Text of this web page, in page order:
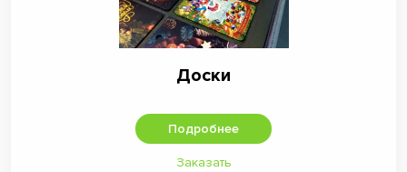
Доски
Подробнее
Заказать